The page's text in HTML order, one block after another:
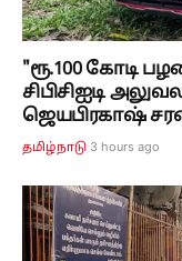
"ரூ.100 கோடி
சிபிசிஐடி
ஜெயபிரகாஷ்
தமிழ்நாடு 3 hours ago